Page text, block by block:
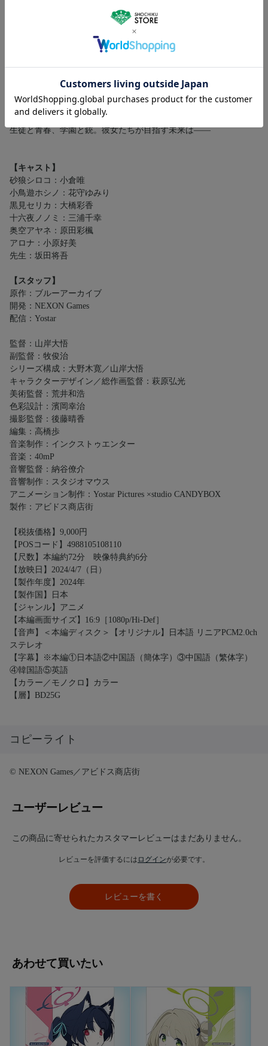
数千を超える学校で形成された巨大な学園都市
ここでは銃を手にした生徒たちの諍いが、日常的な風景になって
その中で、砂に包まれた「アビドス高等学校」は廃校の危機に瀕
状況を脱すべく奮闘する「対策委員会」の5人の生徒が、
「先生」と呼ばれる“大人”と出会い、物語は動き始める。
生徒と青春、学園と銃。彼女たちが目指す未来は――
【キャスト】
砂狼シロコ：小倉唯
小鳥遊ホシノ：花守ゆみり
黒見セリカ：大橋彩香
十六夜ノノミ：三浦千幸
奥空アヤネ：原田彩楓
アロナ：小原好美
先生：坂田将吾
【スタッフ】
原作：ブルーアーカイブ
開発：NEXON Games
配信：Yostar
監督：山岸大悟
副監督：牧俊治
シリーズ構成：大野木寛／山岸大悟
キャラクターデザイン／総作画監督：萩原弘光
美術監督：荒井和浩
色彩設計：濱岡幸治
撮影監督：後藤晴香
編集：高橋歩
音楽制作：インクストゥエンター
音楽：40mP
音響監督：納谷僚介
音響制作：スタジオマウス
アニメーション制作：Yostar Pictures ×studio CANDYBOX
製作：アビドス商店街
【税抜価格】9,000円
【POSコード】4988105108110
【尺数】本編約72分 映像特典約6分
【放映日】2024/4/7（日）
【製作年度】2024年
【製作国】日本
【ジャンル】アニメ
【本編画面サイズ】16:9［1080p/Hi-Def］
【音声】＜本編ディスク＞【オリジナル】日本語 リニアPCM2.0ch
ステレオ
【字幕】※本編①日本語②中国語（簡体字）③中国語（繁体字）
④韓国語⑤英語
【カラー／モノクロ】カラー
【層】BD25G
コピーライト
© NEXON Games／アビドス商店街
ユーザーレビュー
この商品に寄せられたカスタマーレビューはまだありません。
レビューを評価するには ログインが必要です。
レビューを書く
あわせて買いたい